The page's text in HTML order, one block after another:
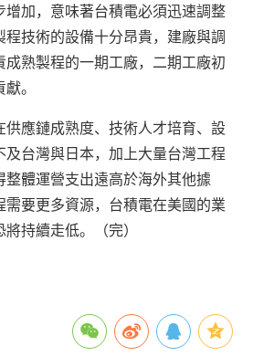
加，意味著台積電必須迅速調整
技術的設備十分昂貴，建廠與調
熟製程的一期工廠，二期工廠初
。
應鏈成熟度、技術人才培育、設
台灣與日本，加上大量台灣工程
體運營支出遠高於海外其他據
要更多資源，台積電在美國的業
持續走低。（完）